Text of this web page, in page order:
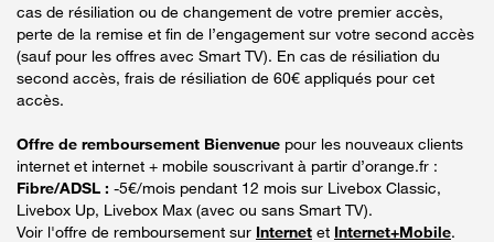
cas de résiliation ou de changement de votre premier accès,
perte de la remise et fin de l’engagement sur votre second accès
(sauf pour les offres avec Smart TV). En cas de résiliation du
second accès, frais de résiliation de 60€ appliqués pour cet
accès.
Offre de remboursement Bienvenue pour les nouveaux clients
internet et internet + mobile souscrivant à partir d’orange.fr :
Fibre/ADSL : -5€/mois pendant 12 mois sur Livebox Classic,
Livebox Up, Livebox Max (avec ou sans Smart TV).
Voir l'offre de remboursement sur Internet et Internet+Mobile.